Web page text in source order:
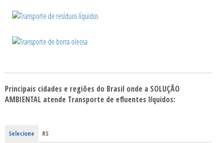
Principais cidades e regiões do Brasil onde a SOLUÇÃO
AMBIENTAL atende Transporte de efluentes líquidos:
Selecione RS